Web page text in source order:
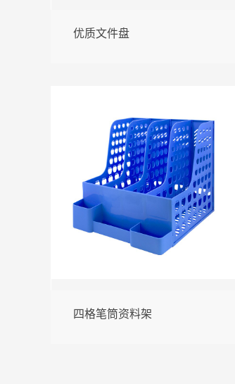
优质文件盘
四格笔筒资料架